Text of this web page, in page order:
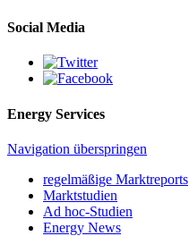
Social Media
Energy Services
Navigation überspringen
regelmäßige Marktreports
Marktstudien
Ad hoc-Studien
Energy News